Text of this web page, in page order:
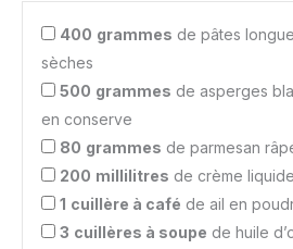
400 grammes de pâtes
sèches
500 grammes de asperges
en conserve
80 grammes de parmesan
200 millilitres de crème
1 cuillère à café de ail en
3 cuillères à soupe de huile